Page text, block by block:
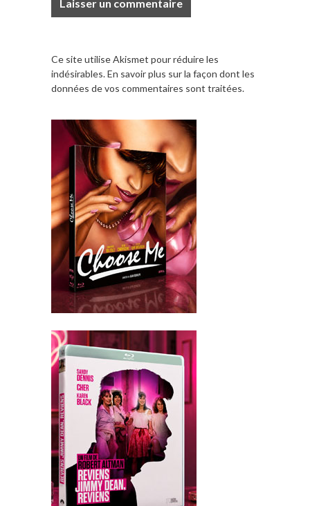
Ce site utilise Akismet pour réduire les
indésirables.En savoir plus sur la façon dont les
données de vos commentaires sont traitées.